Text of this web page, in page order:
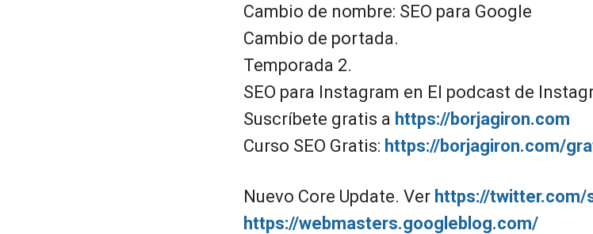
Cambio de nombre: SEO para Google
Cambio de portada.
Temporada 2.
SEO para Instagram en El podcast de
Suscríbete gratis a https://borjagiron.com
Curso SEO Gratis: https://borjagiron.com/
Nuevo Core Update. Ver https://twitter.com/
https://webmasters.googleblog.com/